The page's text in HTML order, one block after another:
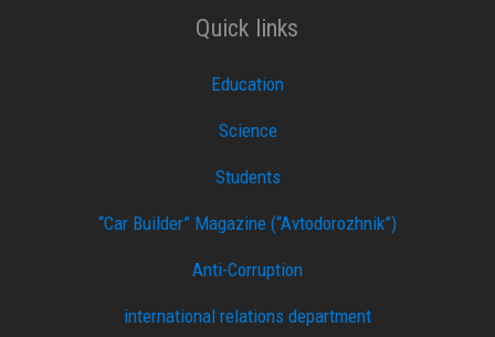
Quick links
Education
Science
Students
“Car Builder” Magazine (“Avtodorozhnik”)
Anti-Corruption
international relations department